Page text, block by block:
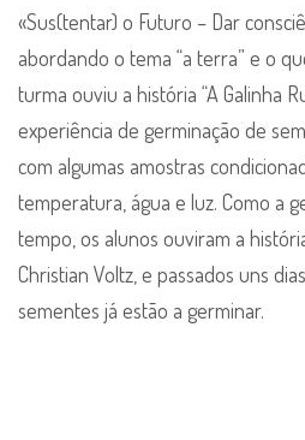
«Sus(tentar) o Futuro – Dar
abordando o tema “a terra” e o
turma ouviu a história “A Galinha
experiência de germinação de
com algumas amostras
temperatura, água e luz. Como a
tempo, os alunos ouviram a
Christian Voltz, e passados uns
sementes já estão a germinar.